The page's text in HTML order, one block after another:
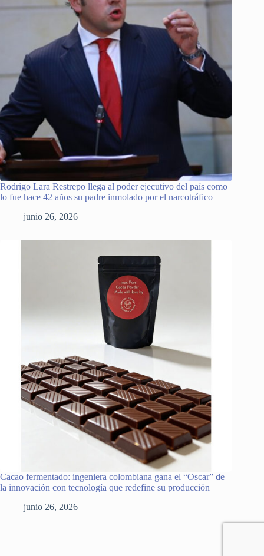
Rodrigo Lara Restrepo llega al poder ejecutivo del país como
lo fue hace 42 años su padre inmolado por el narcotráfico
junio 26, 2026
Cacao fermentado: ingeniera colombiana gana el “Oscar” de
la innovación con tecnología que redefine su producción
junio 26, 2026